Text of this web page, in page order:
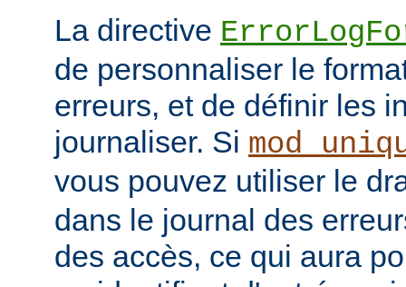
La directive
de personnaliser le
erreurs, et de définir les
journaliser. Si
vous pouvez utiliser le
dans le journal des
des accès, ce qui aura